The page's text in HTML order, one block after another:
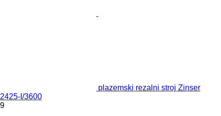
plazemski rezalni stroj Zinser
2425-I/3600
9